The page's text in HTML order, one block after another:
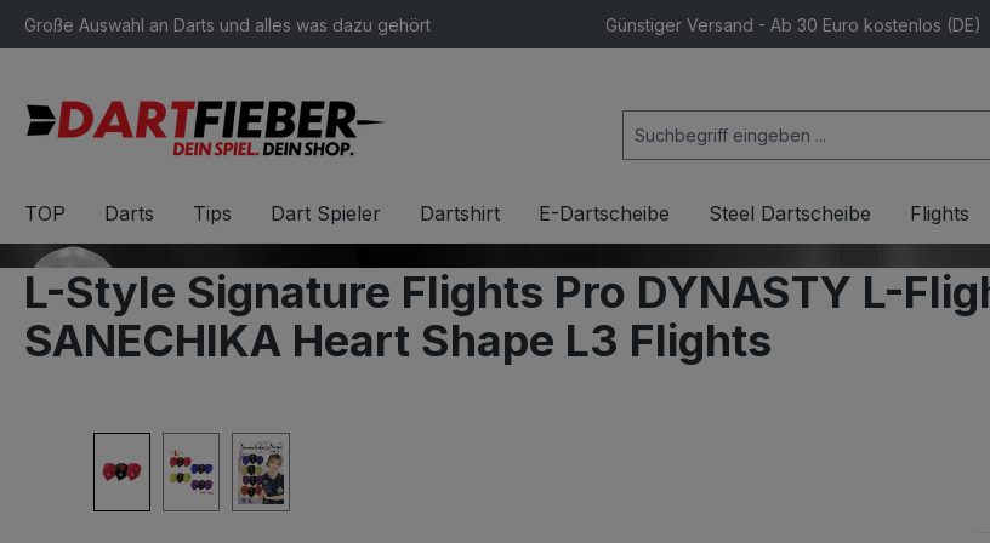
Zur Hauptnavigation springen
Große Auswahl an Darts und alles was dazu gehört Günstiger Versand - Ab 30 Euro kostenlos (DE)
TOP Darts Tips Dart Spieler Dartshirt E-Dartscheibe Steel Dartscheibe Flights
L-Style Signature Flights Pro DYNASTY L-
SANECHIKA Heart Shape L3 Flights